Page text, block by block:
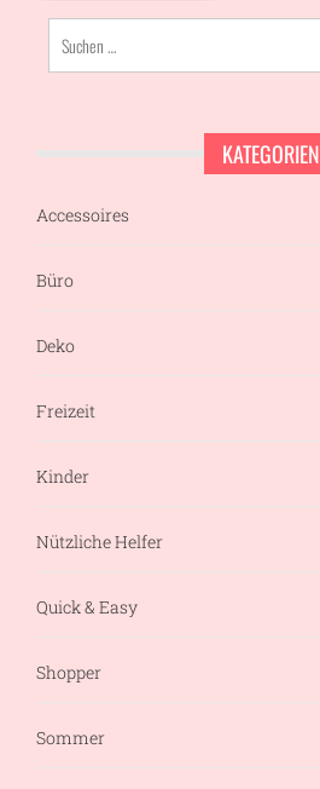
Suchen
nach:
KATEGORIEN
Accessoires
Büro
Deko
Freizeit
Kinder
Nützliche Helfer
Quick & Easy
Shopper
Sommer